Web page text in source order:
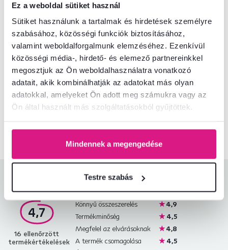
Ez a weboldal sütiket használ
Sütiket használunk a tartalmak és hirdetések személyre
szabásához, közösségi funkciók biztosításához,
valamint weboldalforgalmunk elemzéséhez. Ezenkívül
közösségi média-, hirdető- és elemező partnereinkkel
megosztjuk az Ön weboldalhasználatra vonatkozó
adatait, akik kombinálhatják az adatokat más olyan
adatokkal, amelyeket Ön adott meg számukra vagy az
Ön által használt más szolgáltatásokból gyűjtöttek.
Mindennek a megengedése
Testre szabás
Méretek és specifikációk
Csomagolási információk
Nem találta meg a szükséges információkat?
Vegye fel velünk a kapcsolatot, és örömmel adunk tanácsot
Termékértékelések
4,7
16 ellenőrzött
termékértékelések
Könnyű összeszerelés
4,9
Termékminőség
4,5
Megfelel az elvárásoknak
4,8
A termék csomagolása
4,5